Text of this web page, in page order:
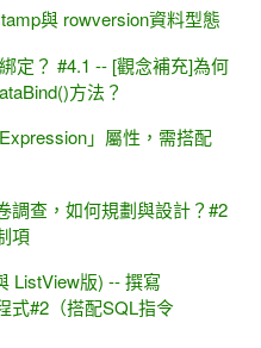
DetailsView，自己修
法新增？
數器（用.txt檔案來記錄）
良工具！
精編]
享 （補習電腦、學習寫程